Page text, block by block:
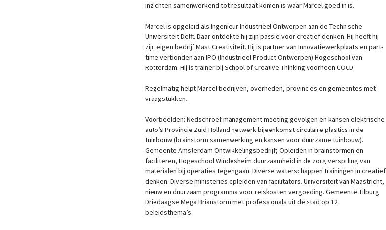
inzichten samenwerkend tot resultaat komen is waar Marcel goed in is.
Marcel is opgeleid als Ingenieur Industrieel Ontwerpen aan de Technische
Universiteit Delft. Daar ontdekte hij zijn passie voor creatief denken. Hij heeft hij
zijn eigen bedrijf Mast Creativiteit. Hij is partner van Innovatiewerkplaats en part-
time verbonden aan IPO (Industrieel Product Ontwerpen) Hogeschool van
Rotterdam. Hij is trainer bij School of Creative Thinking voorheen COCD.
Regelmatig helpt Marcel bedrijven, overheden, provincies en gemeentes met
vraagstukken.
Voorbeelden: Nedschroef management meeting gevolgen en kansen elektrische
auto’s Provincie Zuid Holland netwerk bijeenkomst circulaire plastics in de
tuinbouw (brainstorm samenwerking en kansen voor duurzame tuinbouw).
Gemeente Amsterdam Ontwikkelingsbedrijf; Opleiden in brainstormen en
faciliteren, Hogeschool Windesheim duurzaamheid in de zorg verspilling van
materialen bij operaties tegengaan. Diverse waterschappen trainingen in creatief
denken. Diverse ministeries opleiden van facilitators. Universiteit van Maastricht,
nieuw en duurzaam programma voor reiskosten vergoeding. Gemeente Tilburg
Driedaagse Mega Brianstorm met professionals uit de stad op 12
beleidsthema’s.